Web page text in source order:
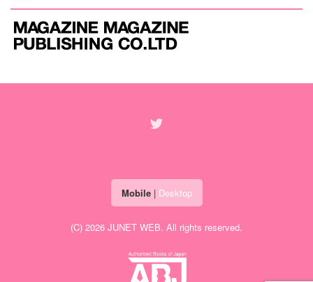
Mobile| Desktop
(C) 2026 JUNET WEB. All rights reserved.